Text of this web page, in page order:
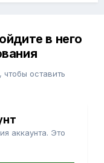
в него
оставить
аккаунта. Это